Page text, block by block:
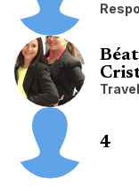
4